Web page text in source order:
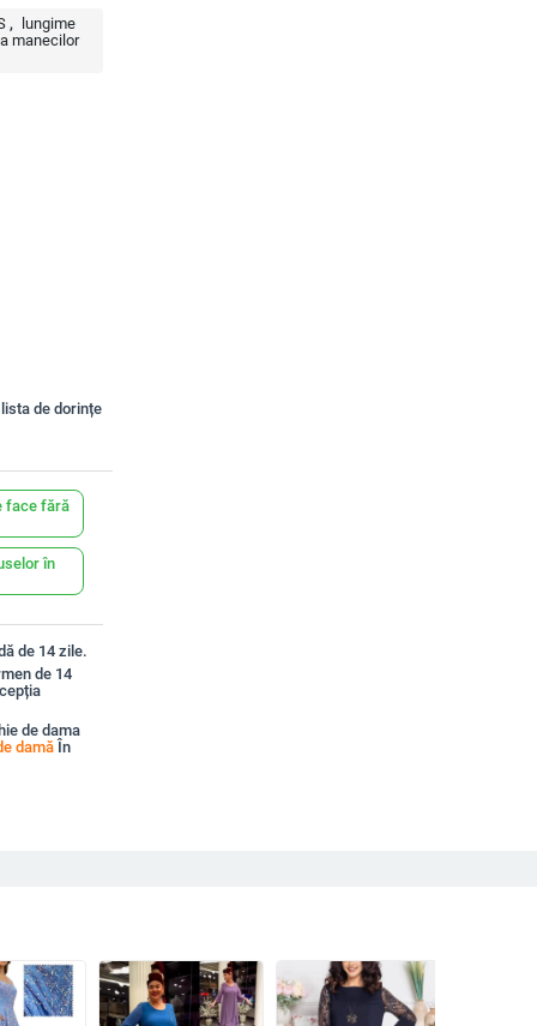
lungime
manecilor
de dorințe
face fără
în
de 14 zile.
de 14
de dama
damăÎn